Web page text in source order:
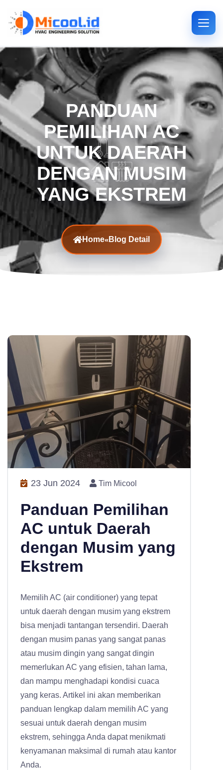
PANDUAN
PEMILIHAN AC
UNTUK DAERAH
DENGAN MUSIM
YANG EKSTREM
Home«Blog Detail
23 Jun 2024 Tim Micool
Panduan Pemilihan
AC untuk Daerah
dengan Musim yang
Ekstrem
Memilih AC (air conditioner) yang tepat
untuk daerah dengan musim yang ekstrem
bisa menjadi tantangan tersendiri. Daerah
dengan musim panas yang sangat panas
atau musim dingin yang sangat dingin
memerlukan AC yang efisien, tahan lama,
dan mampu menghadapi kondisi cuaca
yang keras. Artikel ini akan memberikan
panduan lengkap dalam memilih AC yang
sesuai untuk daerah dengan musim
ekstrem, sehingga Anda dapat menikmati
kenyamanan maksimal di rumah atau kantor
Anda.